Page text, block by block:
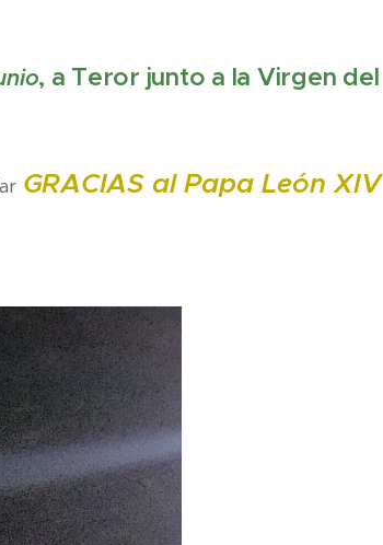
, a Teror junto a la Virgen del
GRACIAS al Papa León XIV